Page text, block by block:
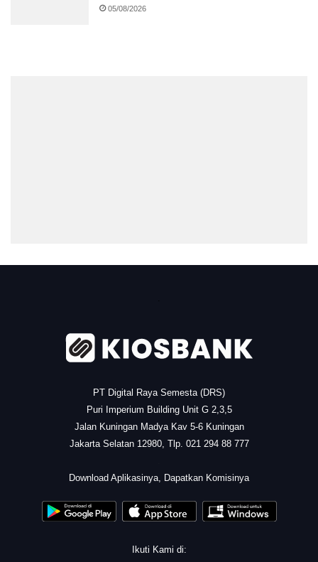
05/08/2026
PT Digital Raya Semesta (DRS)
Puri Imperium Building Unit G 2,3,5
Jalan Kuningan Madya Kav 5-6 Kuningan
Jakarta Selatan 12980, Tlp. 021 294 88 777
Download Aplikasinya, Dapatkan Komisinya
Ikuti Kami di: